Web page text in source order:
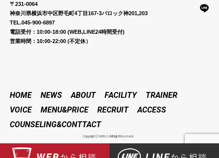
〒231-0064
神奈川県横浜市中区野毛町4丁目167-3バロック神201,203
TEL.045-900-6897
電話受付：10:00-18:00 (WEB,LINE24時間受付)
営業時間：10:00-22:00 (不定休）
HOME NEWS ABOUT FACILITY
TRAINER
VOICE
MENU&PRICE RECRUIT
ACCESS
COUNSELING&CONTTACT
CopyrightⒸWith U.AllRightReserved。